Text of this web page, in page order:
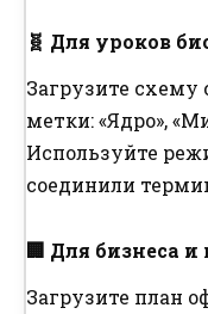
🧬 Для уроков
Загрузите схему
метки: «Ядро»,
Используйте
соединили
🏢 Для бизнеса и
Загрузите план